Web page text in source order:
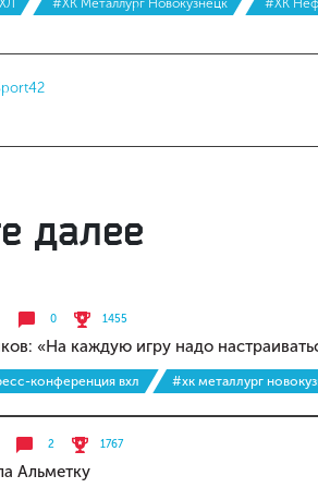
#ХК Металлург Новокузнецк #ХК
далее
0 1455
«На каждую игру надо
конференция вхл #хк металлург
2 1767
Альметку